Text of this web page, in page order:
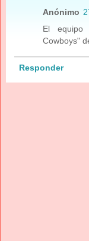
Anónimo
El equipo
Cowboys"
Responder